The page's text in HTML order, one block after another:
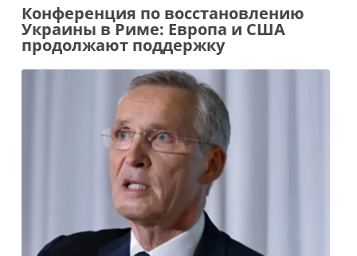
Конференция по восстановлению
Украины в Риме: Европа и США
продолжают поддержку